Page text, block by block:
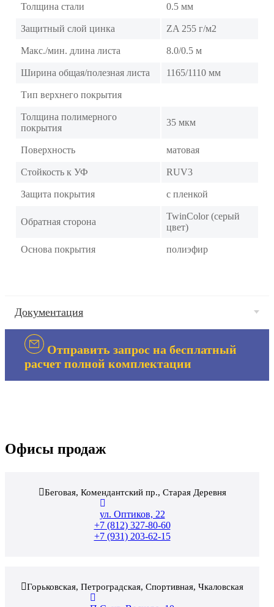
Толщина стали 0.5 мм
Защитный слой цинка ZA 255 г/м2
Макс./мин. длина листа 8.0/0.5 м
Ширина общая/полезная листа 1165/1110 мм
Тип верхнего покрытия
Толщина полимерного
покрытия
35 мкм
Поверхность матовая
Стойкость к УФ RUV3
Защита покрытия с пленкой
Обратная сторона
TwinColor (серый
цвет)
Основа покрытия полиэфир
Документация
Отправить запрос на бесплатный
расчет полной комплектации
Офисы продаж
Беговая, Комендантский пр., Старая Деревня
ул. Оптиков, 22
+7 (812) 327-80-60
+7 (931) 203-62-15
Горьковская, Петроградская, Спортивная, Чкаловская